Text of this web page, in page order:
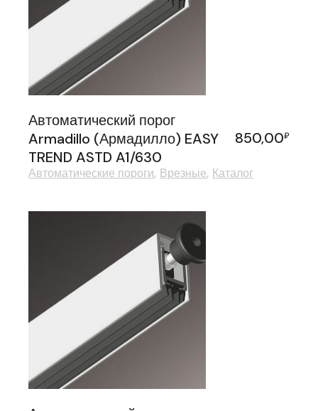
Автоматический порог
Armadillo (Армадилло) EASY
TREND ASTD A1/630
850,00₽
Автоматические пороги Врезные Каталог